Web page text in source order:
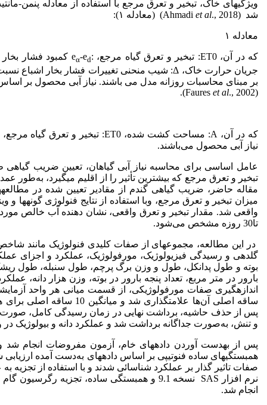
شد (Ahmadi et al., 2018) (معادله ۱):
معادله ۱
که در آن، ET0: تبخیر و تعرق گیاه مرجع، :e α-ed
بر مبنای محاسبات روزانه مدل می باشند. نیاز آبی محصول بر
(Faures
et al., 2002).
نیاز آبی محصول می‌باشند.
عامل اساسی برای محاسبه نیاز آبی گیاهان، تعیین ضریب
تبخیر و تعرق مرجع که بیشترین تأثیر را از اقلیم می­گیرد، به‌طور
میزان تبخیر و تعرق مرجع، وبا استفاده از نتایج فنولوژی گونه­ها
تا30 روزه مشخص می‌شود.
در این مطالعه، مجموعه­ای از صفات کلیدی فنولوژیک مانند
گلدهی و رسیدگی فیزیولوژیک، مورفولوژیک، عملکرد و اجزای
بوته و طول پدانکل، طول و وزن برگ پرچم، طول سنبله، طول ریشک،
بارور در متر مربع، تعداد پنجه بارور در بوته، وزن هزار دانه،
ساقه اصلی آن‌ها
پس از حذف حاشیه، برداشت نهایی در زمان رسیدگی کامل،
و تنش، به‌صورت جداگانه برداشت شد و عملکرد دانه و بیولوژیک در
پس از به­دست آوردن داده­های خام، آزمون مفروضات انجام شد و
همبستگی­های ساده فنوتیپی بر اساس داده­های به‌دست آمده
صفات تاثیر گذار بر عملکرد شناسائی شدند و با استفاده از تجزیه
انجام شد.